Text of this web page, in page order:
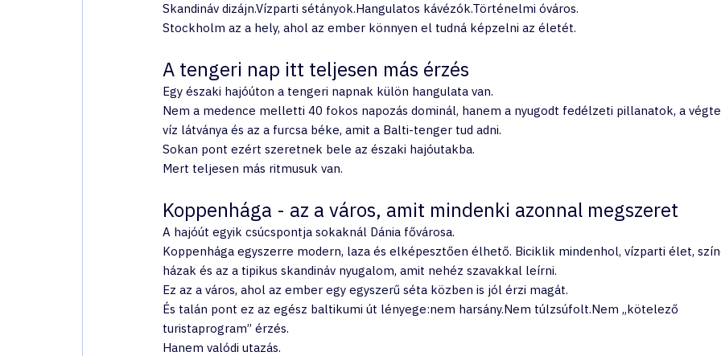
Skandináv dizájn.Vízparti sétányok.Hangulatos kávézók.Történelmi óváros.
Stockholm az a hely, ahol az ember könnyen el tudná képzelni az életét.
A tengeri nap itt teljesen más érzés
Egy északi hajóúton a tengeri napnak külön hangulata van.
Nem a medence melletti 40 fokos napozás dominál, hanem a nyugodt fedélzeti pillanatok, a
víz látványa és az a furcsa béke, amit a Balti-tenger tud adni.
Sokan pont ezért szeretnek bele az északi hajóutakba.
Mert teljesen más ritmusuk van.
Koppenhága - az a város, amit mindenki azonnal megszeret
A hajóút egyik csúcspontja sokaknál Dánia fővárosa.
Koppenhága egyszerre modern, laza és elképesztően élhető. Biciklik mindenhol, vízparti élet,
házak és az a tipikus skandináv nyugalom, amit nehéz szavakkal leírni.
Ez az a város, ahol az ember egy egyszerű séta közben is jól érzi magát.
És talán pont ez az egész baltikumi út lényege:nem harsány.Nem túlzsúfolt.Nem „kötelező
turistaprogram” érzés.
Hanem valódi utazás.